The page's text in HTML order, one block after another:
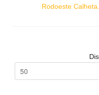
Rodoeste